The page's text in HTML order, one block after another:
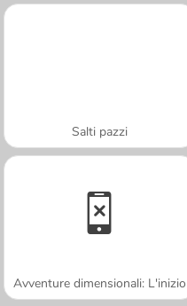
Salti pazzi
Avventure dimensionali: L'inizio